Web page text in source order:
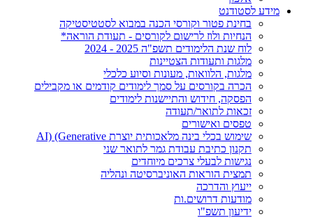
מידע לסטודנט
בחינת פטור וקורסי הכנה במבוא לסטטיסטיקה
הנחיות ולוז לרישום לקורסים - תעודת הוראה*
לוח שנת הלימודים תשפ"ה 2025 - 2024
מלגות ותעודות הצטיינות
מלגות, הלוואות, מעונות וסיוע כלכלי
הכרה בקורסים על סמך לימודים קודמים או מקבילים
הפסקה, חידוש והתיישנות לימודים
זכאות לתואר/תעודה
טפסים ואישורים
שימוש בכלי בינה מלאכותית יוצרת AI) (Generative
תקנון כתיבת עבודת גמר לתואר שני
נגישות לבעלי צרכים מיוחדים
תמצית הוראות האוניברסיטה ונהליה
ייעוץ והדרכה
מודעות דרושים.ות
ידיעון תשפ"ו